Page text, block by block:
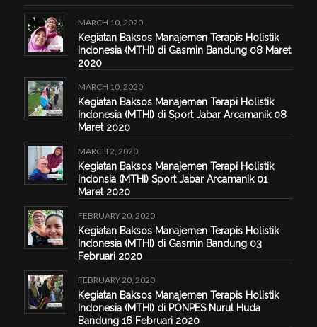
MARCH 10, 2020
Kegiatan Baksos Manajemen Terapis Holistik
Indonesia (MTHI) di Gasmin Bandung 08 Maret
2020
MARCH 10, 2020
Kegiatan Baksos Manajemen Terapi Holistik
Indonesia (MTHI) di Sport Jabar Arcamanik 08
Maret 2020
MARCH 2, 2020
Kegiatan Baksos Manajemen Terapi Holistik
Indonsia (MTHI) Sport Jabar Arcamanik 01
Maret 2020
FEBRUARY 20, 2020
Kegiatan Baksos Manajemen Terapis Holistik
Indonesia (MTHI) di Gasmin Bandung 03
Februari 2020
FEBRUARY 20, 2020
Kegiatan Baksos Manajemen Terapis Holistik
Indonesia (MTHI) di PONPES Nurul Huda
Bandung 16 Februari 2020